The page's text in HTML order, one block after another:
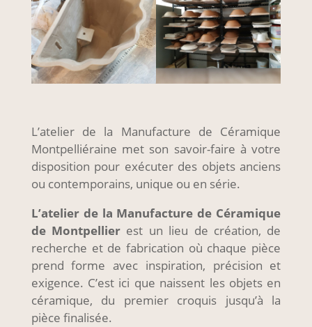
L’atelier de la Manufacture de Céramique
Montpelliéraine met son savoir-faire à votre
disposition pour exécuter des objets anciens
ou contemporains, unique ou en série.
L’atelier de la Manufacture de Céramique
de Montpellier est un lieu de création, de
recherche et de fabrication où chaque pièce
prend forme avec inspiration, précision et
exigence. C’est ici que naissent les objets en
céramique, du premier croquis jusqu’à la
pièce finalisée.